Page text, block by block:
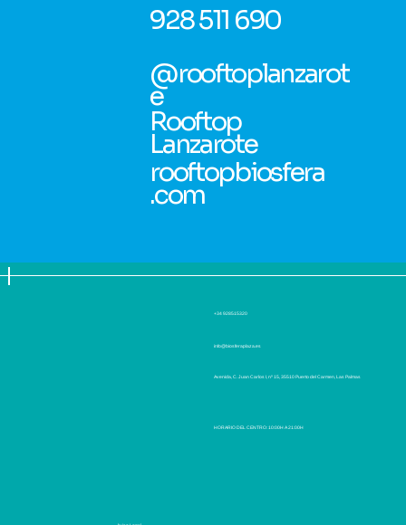
928 511 690
@rooftoplanzarot
e
Rooftop
Lanzarote
rooftopbiosfera
.com
Avenida, C. Juan Carlos I, nº 15, 35510 Puerto del Carmen, Las Palmas
+34 928515320
info@biosferaplaza.es
HORARIO DEL CENTRO: 10:00H A 21:00H